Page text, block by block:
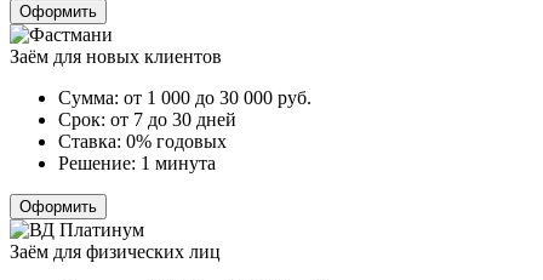
Оформить
Заём для новых клиентов
Сумма: от 1 000 до 30 000 руб.
Срок: от 7 до 30 дней
Ставка: 0% годовых
Решение: 1 минута
Оформить
Заём для физических лиц